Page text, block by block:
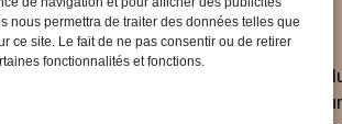
nous permettra de traiter des données telles que
ce site. Le fait de ne pas consentir ou de retirer
fonctionnalités et fonctions.
sécurité financière, plus de vacances,
une vie de salariée, de trouver